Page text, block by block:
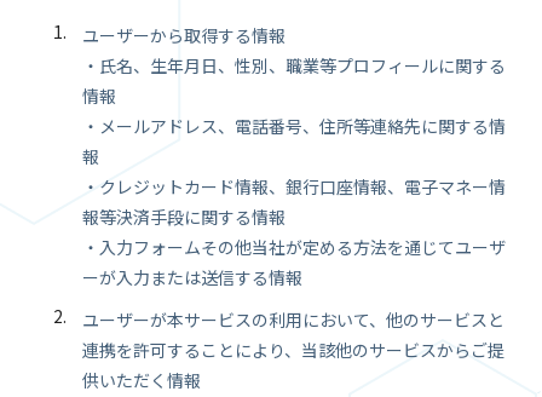
ユーザーから取得する情報
・氏名、生年月日、性別、職業等プロフィールに関する
情報
・メールアドレス、電話番号、住所等連絡先に関する情
報
・クレジットカード情報、銀行口座情報、電子マネー情
報等決済手段に関する情報
・入力フォームその他当社が定める方法を通じてユーザ
ーが入力または送信する情報
ユーザーが本サービスの利用において、他のサービスと
連携を許可することにより、当該他のサービスからご提
供いただく情報